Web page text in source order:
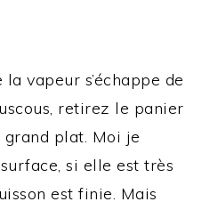
vapeur s’échappe de
retirez le panier
plat. Moi je
si elle est très
est finie. Mais